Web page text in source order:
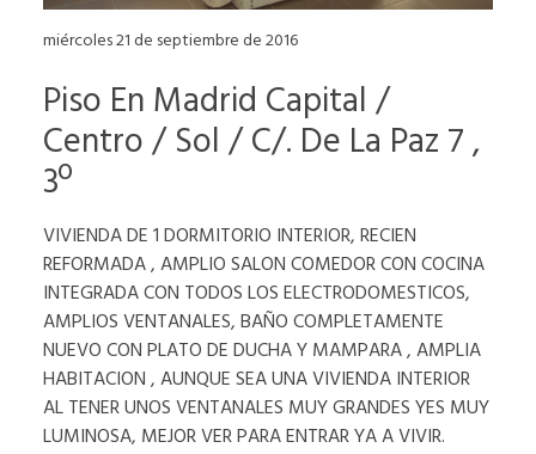
miércoles 21 de septiembre de 2016
Piso En Madrid Capital /
Centro / Sol / C/. De La Paz 7 ,
3º
VIVIENDA DE 1 DORMITORIO INTERIOR, RECIEN
REFORMADA , AMPLIO SALON COMEDOR CON COCINA
INTEGRADA CON TODOS LOS ELECTRODOMESTICOS,
AMPLIOS VENTANALES, BAÑO COMPLETAMENTE
NUEVO CON PLATO DE DUCHA Y MAMPARA , AMPLIA
HABITACION , AUNQUE SEA UNA VIVIENDA INTERIOR
AL TENER UNOS VENTANALES MUY GRANDES YES MUY
LUMINOSA, MEJOR VER PARA ENTRAR YA A VIVIR.